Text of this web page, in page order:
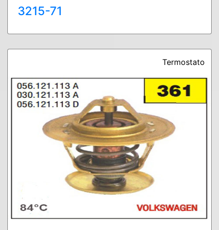
3215-71
Termostato